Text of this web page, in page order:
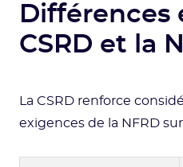
Différences
CSRD et la
La CSRD renforce
exigences de la NFRD